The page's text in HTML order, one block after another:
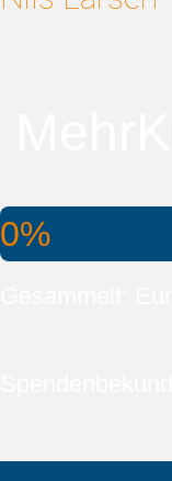
0%